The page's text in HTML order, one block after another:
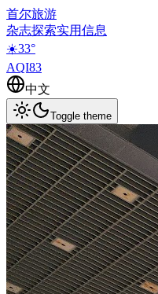
首尔旅游
杂志探索实用信息
☀️33°
AQI83
中文
Toggle theme